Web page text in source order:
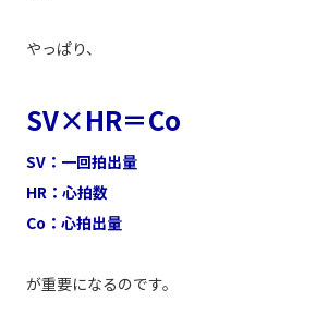
やっぱり、
SV×HR＝Co
SV：一回拍出量
HR：心拍数
Co：心拍出量
が重要になるのです。